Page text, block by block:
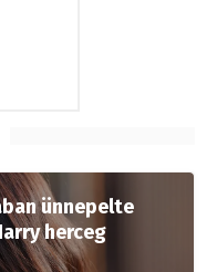
ünnepelte
herceg